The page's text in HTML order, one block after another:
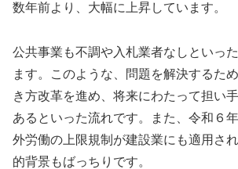
数年前より、大幅に上昇しています。
公共事業も不調や入札業者なしといっ
ます。このような、問題を解決するた
き方改革を進め、将来にわたって担い
あるといった流れです。また、令和６
外労働の上限規制が建設業にも適用さ
的背景もばっちりです。